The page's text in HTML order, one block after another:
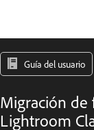
Guía del usuario
Migración de
Lightroom